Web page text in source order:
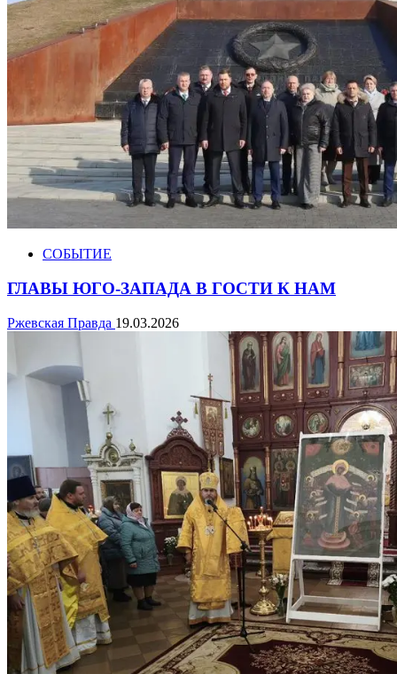
СОБЫТИЕ
ГЛАВЫ ЮГО-ЗАПАДА В ГОСТИ К НАМ
Ржевская Правда 19.03.2026